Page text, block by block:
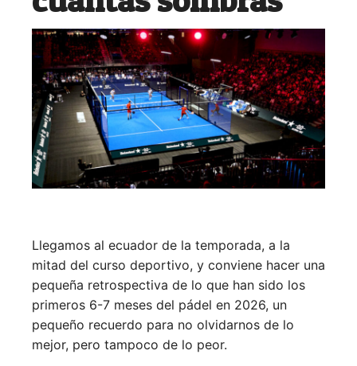
Llegamos al ecuador de la temporada, a la
mitad del curso deportivo, y conviene hacer una
pequeña retrospectiva de lo que han sido los
primeros 6-7 meses del pádel en 2026, un
pequeño recuerdo para no olvidarnos de lo
mejor, pero tampoco de lo peor.